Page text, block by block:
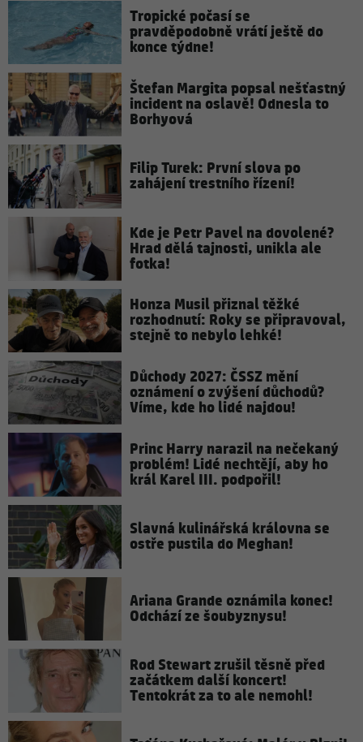
Tropické počasí se
pravděpodobně vrátí ještě do
konce týdne!
Štefan Margita popsal nešťastný
incident na oslavě! Odnesla to
Borhyová
Filip Turek: První slova po
zahájení trestního řízení!
Kde je Petr Pavel na dovolené?
Hrad dělá tajnosti, unikla ale
fotka!
Honza Musil přiznal těžké
rozhodnutí: Roky se připravoval,
stejně to nebylo lehké!
Důchody 2027: ČSSZ mění
oznámení o zvýšení důchodů?
Víme, kde ho lidé najdou!
Princ Harry narazil na nečekaný
problém! Lidé nechtějí, aby ho
král Karel III. podpořil!
Slavná kulinářská královna se
ostře pustila do Meghan!
Ariana Grande oznámila konec!
Odchází ze šoubyznysu!
Rod Stewart zrušil těsně před
začátkem další koncert!
Tentokrát za to ale nemohl!